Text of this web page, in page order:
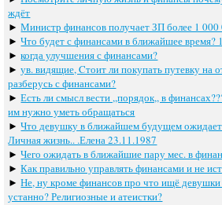
ждёт
►Министр финансов получает ЗП более 1
►Что будет с финансами в ближайшее время?
►когда улучшения с финансами?
►ув. видящие, Cтоит ли покупать путевку на
разберусь с финансами?
►Есть ли смысл вести ,,порядок,, в
им нужно уметь обращаться
►Что девушку в ближайшем будущем
Личная жизнь.. .Елена 23.11.1987
►Чего ожидать в ближайшие пару мес. в
►Как правильно управлять финансами и не
►Не, ну кроме финансов про что ищё девушки
устанно? Религиозные и атеистки?